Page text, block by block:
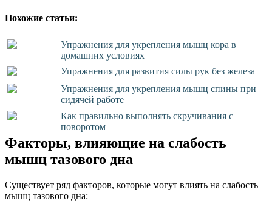
Похожие статьи:
Упражнения для укрепления мышц кора в
домашних условиях
Упражнения для развития силы рук без железа
Упражнения для укрепления мышц спины при
сидячей работе
Как правильно выполнять скручивания с
поворотом
Факторы, влияющие на слабость
мышц тазового дна
Существует ряд факторов, которые могут влиять на слабость
мышц тазового дна: